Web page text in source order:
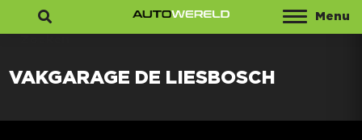
Menu
VAKGARAGE DE LIESBOSCH